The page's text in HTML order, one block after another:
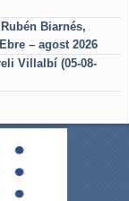
Biarnés,
– agost 2026
Villalbí (05-08-